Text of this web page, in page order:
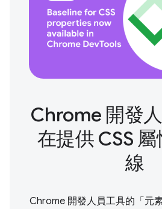
Chrome 開發
在提供 CSS
線
Chrome 開發人員工具的「元